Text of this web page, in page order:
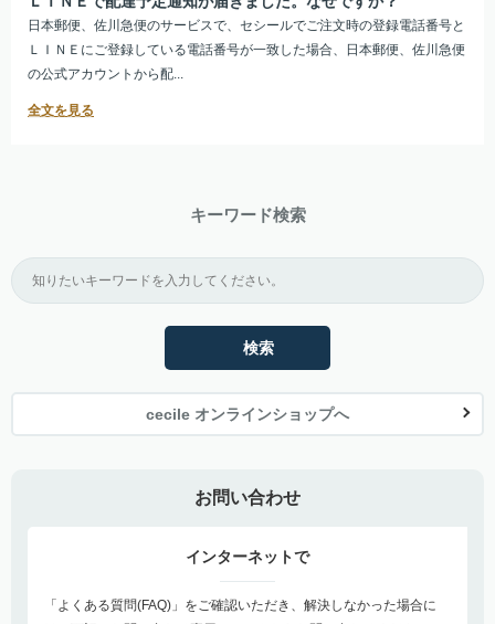
日本郵便、佐川急便のサービスで、セシールでご注文時の登録電話番号と
ＬＩＮＥにご登録している電話番号が一致した場合、日本郵便、佐川急便
の公式アカウントから配...
キーワード検索
検索
cecile オンラインショップへ
お問い合わせ
インターネットで
「よくある質問(FAQ)」をご確認いただき、解決しなかった場合に